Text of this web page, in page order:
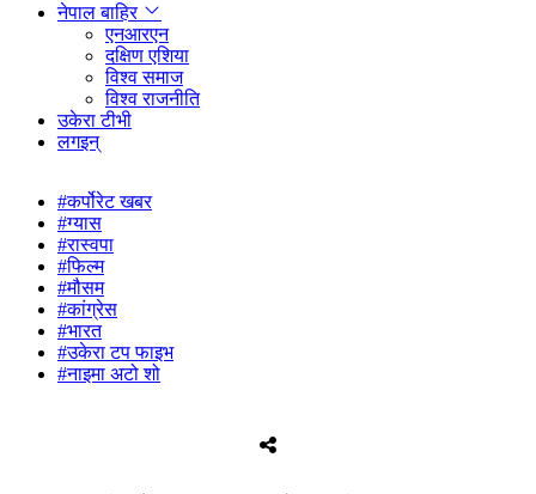
नेपाल बाहिर
एनआरएन
दक्षिण एशिया
विश्व समाज
विश्व राजनीति
उकेरा टीभी
लगइन्
#कर्पोरेट खबर
#ग्यास
#रास्वपा
#फिल्म
#मौसम
#कांग्रेस
#भारत
#उकेरा टप फाइभ
#नाइमा अटो शो